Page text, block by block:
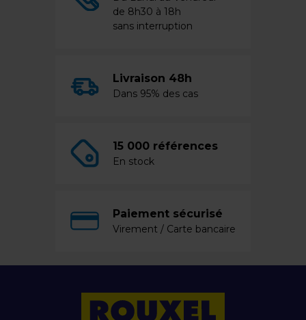
de 8h30 à 18h
sans interruption
Livraison 48h
Dans 95% des cas
15 000 références
En stock
Paiement sécurisé
Virement / Carte bancaire